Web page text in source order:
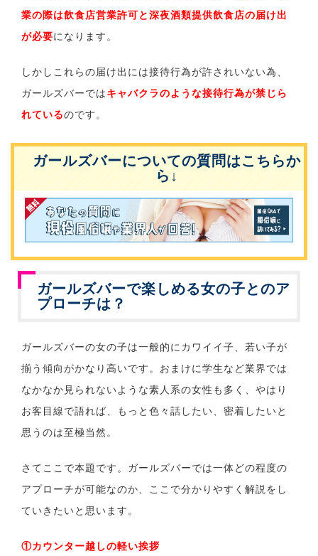
業の際は飲食店営業許可と深夜酒類提供飲食店の届け出
が必要になります。
しかしこれらの届け出には接待行為が許されいない為、
ガールズバーではキャバクラのような接待行為が禁じら
れているのです。
ガールズバーについての質問はこちらか
ら↓
ガールズバーで楽しめる女の子とのア
プローチは？
ガールズバーの女の子は一般的にカワイイ子、若い子が
揃う傾向がかなり高いです。おまけに学生など業界では
なかなか見られないような素人系の女性も多く、やはり
お客目線で語れば、もっと色々話したい、密着したいと
思うのは至極当然。
さてここで本題です。ガールズバーでは一体どの程度の
アプローチが可能なのか、ここで分かりやすく解説をし
ていきたいと思います。
①カウンター越しの軽い挨拶